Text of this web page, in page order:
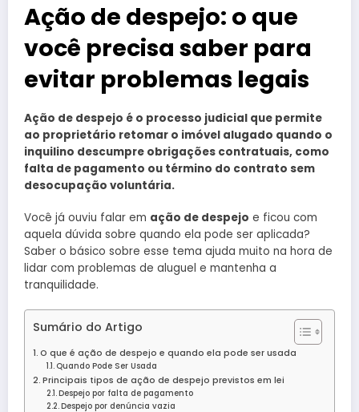
Ação de despejo: o que
você precisa saber para
evitar problemas legais
Ação de despejo é o processo judicial que permite
ao proprietário retomar o imóvel alugado quando o
inquilino descumpre obrigações contratuais, como
falta de pagamento ou término do contrato sem
desocupação voluntária.
Você já ouviu falar em ação de despejo e ficou com
aquela dúvida sobre quando ela pode ser aplicada?
Saber o básico sobre esse tema ajuda muito na hora de
lidar com problemas de aluguel e mantenha a
tranquilidade.
Sumário do Artigo
O que é ação de despejo e quando ela pode ser usada
Quando Pode Ser Usada
Principais tipos de ação de despejo previstos em lei
Despejo por falta de pagamento
Despejo por denúncia vazia